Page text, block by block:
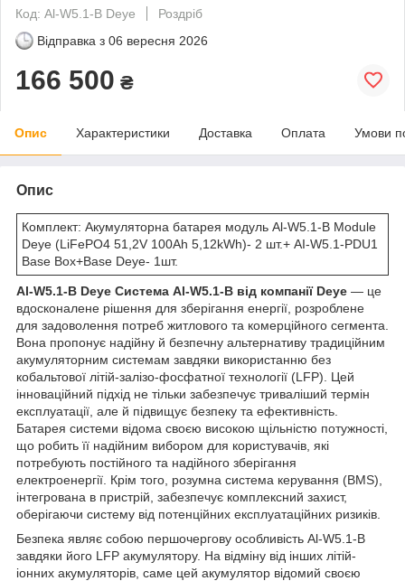
Код: Al-W5.1-B Deye
Роздріб
Відправка з 06 вересня 2026
166 500 ₴
Опис Характеристики Доставка Оплата Умови
Опис
Комплект: Акумуляторна батарея модуль Al-W5.1-B Module
Deye (LiFePO4 51,2V 100Ah 5,12kWh)- 2 шт.+ AI-W5.1-PDU1
Base Box+Base Deye- 1шт.
Al-W5.1-B Deye Система Al-W5.1-B від компанії Deye — це
вдосконалене рішення для зберігання енергії, розроблене
для задоволення потреб житлового та комерційного сегмента.
Вона пропонує надійну й безпечну альтернативу традиційним
акумуляторним системам завдяки використанню без
кобальтової літій-залізо-фосфатної технології (LFP). Цей
інноваційний підхід не тільки забезпечує триваліший термін
експлуатації, але й підвищує безпеку та ефективність.
Батарея системи відома своєю високою щільністю потужності,
що робить її надійним вибором для користувачів, які
потребують постійного та надійного зберігання
електроенергії. Крім того, розумна система керування (BMS),
інтегрована в пристрій, забезпечує комплексний захист,
оберігаючи систему від потенційних експлуатаційних ризиків.
Безпека являє собою першочергову особливість Al-W5.1-B
завдяки його LFP акумулятору. На відміну від інших літій-
іонних акумуляторів, саме цей акумулятор відомий своєю